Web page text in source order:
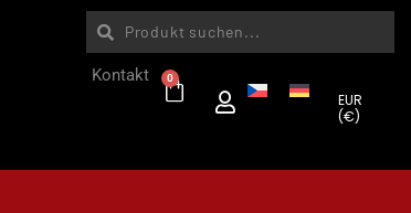
Kontakt 0
EUR
(€)